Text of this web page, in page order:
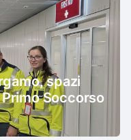
spazi
Soccorso